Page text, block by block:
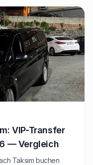
VIP-Transfer
— Vergleich
Taksim buchen